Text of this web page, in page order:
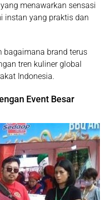
yang menawarkan sensasi
instan yang praktis dan
bagaimana brand terus
tren kuliner global
Indonesia.
Event Besar